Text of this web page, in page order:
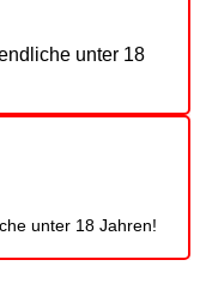
unter 18
unter 18 Jahren!